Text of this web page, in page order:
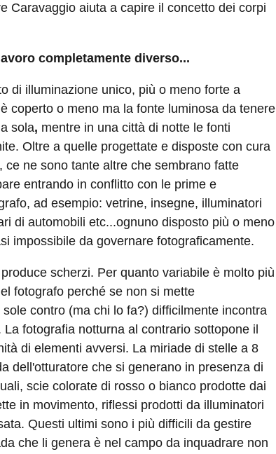
Caravaggio aiuta a capire il concetto dei corpi
completamente diverso...
di illuminazione unico, più o meno forte a
coperto o meno ma la fonte luminosa da tenere
sola, mentre in una città di notte le fonti
Oltre a quelle progettate e disposte con cura
ce ne sono tante altre che sembrano fatte
entrando in conflitto con le prime e
ad esempio: vetrine, insegne, illuminatori
di automobili etc...ognuno disposto più o meno
impossibile da governare fotograficamente.
scherzi. Per quanto variabile è molto più
fotografo perché se non si mette
contro (ma chi lo fa?) difficilmente incontra
fotografia notturna al contrario sottopone il
di elementi avversi. La miriade di stelle a 8
dell'otturatore che si generano in presenza di
scie colorate di rosso o bianco prodotte dai
in movimento, riflessi prodotti da illuminatori
Questi ultimi sono i più difficili da gestire
che li genera è nel campo da inquadrare non